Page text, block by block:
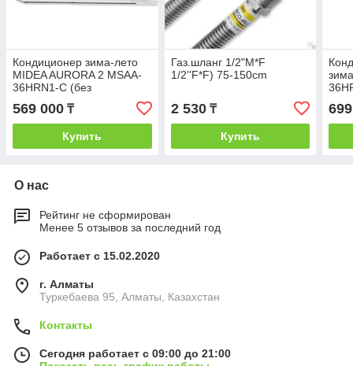
Кондиционер зима-лето
MIDEA AURORA 2 MSAA-
36HRN1-С (без
инсталляции) 100-110кв.м
569 000 ₸
Купить
Газ.шланг 1/2"M*F
1/2''F*F) 75-150cm
2 530₸
Купить
О нас
Рейтинг не сформирован
Менее 5 отзывов за последний год
Работает с 15.02.2020
г. Алматы
Туркебаева 95, Алматы, Казахстан
Контакты
Сегодня работает с 09:00 до 21:00